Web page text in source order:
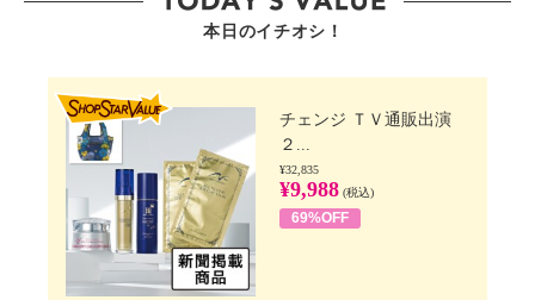
本日のイチオシ！
チェンジ ＴＶ通販出演
２...
¥32,835
¥9,988 (税込)
69%OFF